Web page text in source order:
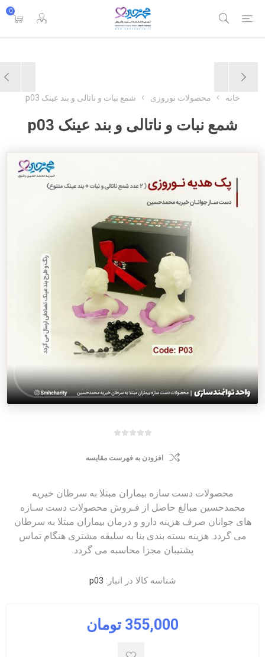
0
خانه محصولات نوروزی شمع نبات و ناتالی و بند عینک p03
شمع نبات و ناتالی و بند عینک p03
افزودن به فهرست مقایسه
محصولات دست سازه بیماران مبتلا به سرطان خیریه
محمدحسین مبالغ حاصل از فـروش محصولات دست سـازه
های جوانان صرف هزینه دارو و درمان بیماران مبتلا به سرطان
می گردد. هزینه بسته بندی بنا به سلیقه مشتری هنگام تماس
پشتیبان مجزا محاسبه می گردد.
شناسه کالا در انبار: p03
355,000 تومان